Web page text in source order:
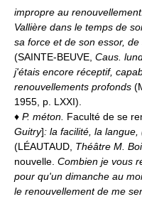
impropre au renouvellement.
Vallière dans le temps de
sa force et de son essor,
(SAINTE-BEUVE, Caus.
j'étais encore réceptif,
renouvellements profonds
1955, p. LXXI).
♦ P. méton. Faculté de se
Guitry]: la facilité, la
(LÉAUTAUD, Théâtre M.
nouvelle. Combien je vous
pour qu'un dimanche au
le renouvellement de me